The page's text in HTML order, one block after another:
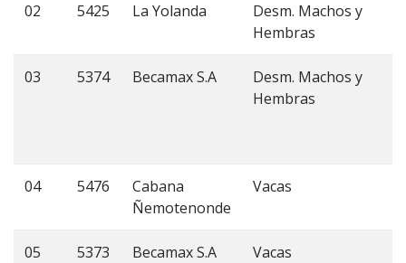
02 5425 La Yolanda
Desm. Machos y
Hembras
03 5374 Becamax S.A
Desm. Machos y
Hembras
04 5476
Cabana
Ñemotenonde
Vacas
05 5373 Becamax S.A
Vacas